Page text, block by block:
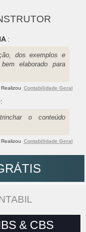
:
dos exemplos e
elaborado para
Realizou Contabilidade Geral
:
o conteúdo
Realizou Contabilidade Geral
& CBS